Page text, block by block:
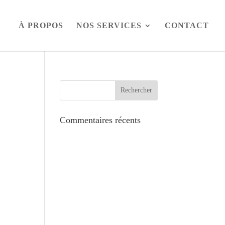
À PROPOS NOS SERVICES CONTACT
Commentaires récents